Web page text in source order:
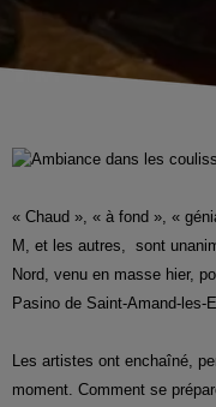
« Chaud », « à fond », «
M, et les autres, sont
Nord, venu en masse hier,
Pasino de Saint-Amand-les-
Les artistes ont enchaîné,
moment. Comment se